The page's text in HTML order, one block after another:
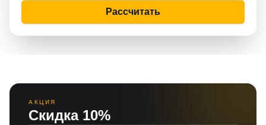
Рассчитать
АКЦИЯ
Скидка 10%